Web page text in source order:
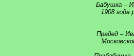
Бабушка –
1908 года
Прадед –